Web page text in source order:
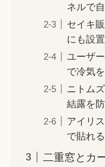
ネルで
セイキ
にも設
ユーザ
で冷気
ニトム
結露を
アイリ
で貼れ
二重窓とカ